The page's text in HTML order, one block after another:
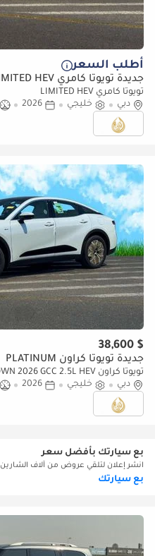
أطلب السعر
جديدة تويوتا كامري LIMITED HEV
تويوتا كامري LIMITED HEV
دبي
خليجي 2026
$ 38,600
جديدة تويوتا كراون PLATINUM
تويوتا كراون PLATINUM TOYOTA CROWN 2026 GCC 2.5L HEV
دبي
خليجي 2026
بع سيارتك بأفضل سعر
انشر إعلان لتلقي عروض من آلاف الشارين
بع سيارتك